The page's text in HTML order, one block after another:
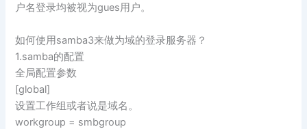
户名登录均被视为gues用户。
如何使用samba3来做为域的登录服务器？
1.samba的配置
全局配置参数
[global]
设置工作组或者说是域名。
workgroup = smbgroup